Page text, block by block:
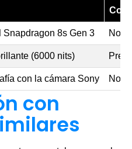
8s Gen 3 No
(6000 nits)
con la cámara Sony No
con